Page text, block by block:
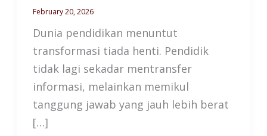
February 20, 2026
Dunia pendidikan menuntut
transformasi tiada henti. Pendidik
tidak lagi sekadar mentransfer
informasi, melainkan memikul
tanggung jawab yang jauh lebih berat
[…]